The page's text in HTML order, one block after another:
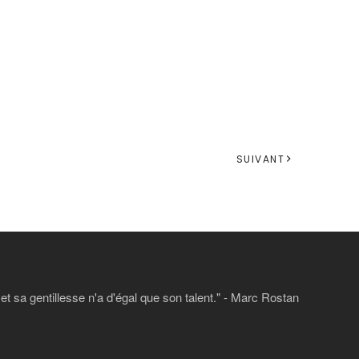
SUIVANT
sa gentillesse n'a d'égal que son talent." - Marc Rostan